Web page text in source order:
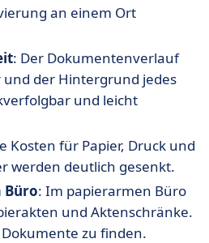
an einem Ort
: Der Dokumentenverlauf
der Hintergrund jedes
und leicht
Kosten für Papier, Druck und
werden deutlich gesenkt.
Büro: Im papierarmen Büro
und Aktenschränke.
zu finden.